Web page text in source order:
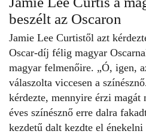
beszélt az Oscaron
Jamie Lee Curtistől azt
Oscar-díj félig magyar
magyar felmenőire. „Ó, igen,
válaszolta viccesen a
kérdezte, mennyire érzi magát
éves színésznő erre dalra
kezdetű dalt kezdte el